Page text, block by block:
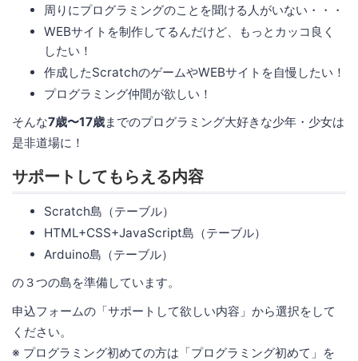
周りにプログラミングのことを聞ける人がいない・・・
WEBサイトを制作してるんだけど、もっとカッコ良く
したい！
作成したScratchのゲームやWEBサイトを自慢したい！
プログラミング仲間が欲しい！
そんな7歳〜17歳までのプログラミング大好きな少年・少女は
是非道場に！
サポートしてもらえる内容
Scratch島（テーブル）
HTML+CSS+JavaScript島（テーブル）
Arduino島（テーブル）
の３つの島を準備しています。
申込フォームの「サポートして欲しい内容」から選択をして
ください。
※ プログラミング初めての方は「プログラミング初めて」を